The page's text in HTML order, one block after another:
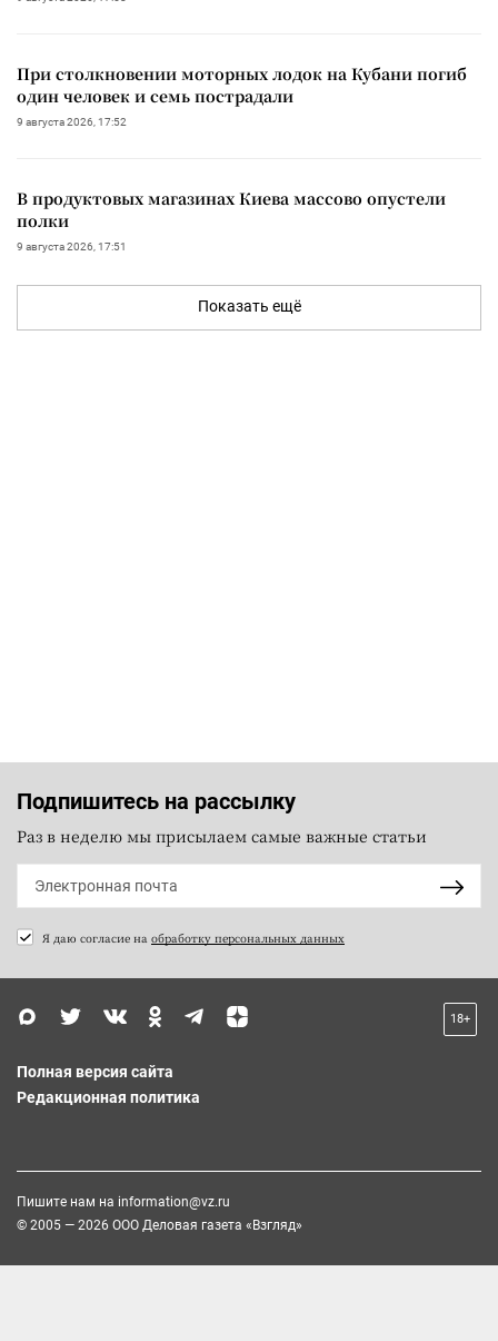
При столкновении моторных лодок на Кубани погиб
один человек и семь пострадали
9 августа 2026, 17:52
В продуктовых магазинах Киева массово опустели
полки
9 августа 2026, 17:51
Показать ещё
Подпишитесь на рассылку
Раз в неделю мы присылаем самые важные статьи
Я даю согласие на обработку персональных данных
18+
Полная версия сайта
Редакционная политика
Пишите нам на information@vz.ru
© 2005 — 2026 ООО Деловая газета «Взгляд»